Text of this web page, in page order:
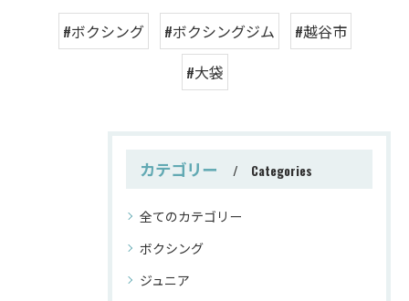
#ボクシング #ボクシングジム
#越谷市
#大袋
カテゴリー Categories
全てのカテゴリー
ボクシング
ジュニア